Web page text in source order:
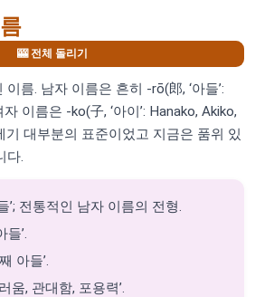
🎰 전체 돌리기
름. 남자 이름은 흔히 -rō(郎, ‘아들’:
이름은 -ko(子, ‘아이’: Hanako, Akiko,
기 대부분의 표준이었고 지금은 품위 있
다.
’; 전통적인 남자 이름의 전형.
’.
아들’.
움, 관대함, 포용력’.